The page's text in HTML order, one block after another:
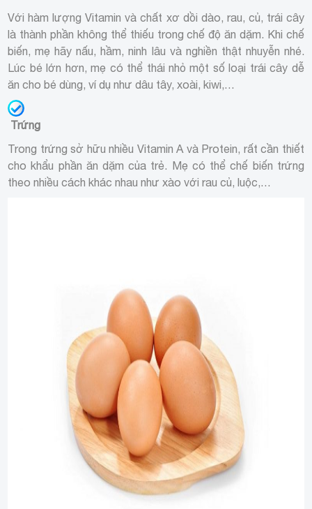
Với hàm lượng Vitamin và chất xơ dồi dào, rau, củ, trái cây
là thành phần không thể thiếu trong chế độ ăn dặm. Khi chế
biến, mẹ hãy nấu, hầm, ninh lâu và nghiền thật nhuyễn nhé.
Lúc bé lớn hơn, mẹ có thể thái nhỏ một số loại trái cây dễ
ăn cho bé dùng, ví dụ như dâu tây, xoài, kiwi,…
Trứng
Trong trứng sở hữu nhiều Vitamin A và Protein, rất cần thiết
cho khẩu phần ăn dặm của trẻ. Mẹ có thể chế biến trứng
theo nhiều cách khác nhau như xào với rau củ, luộc,…